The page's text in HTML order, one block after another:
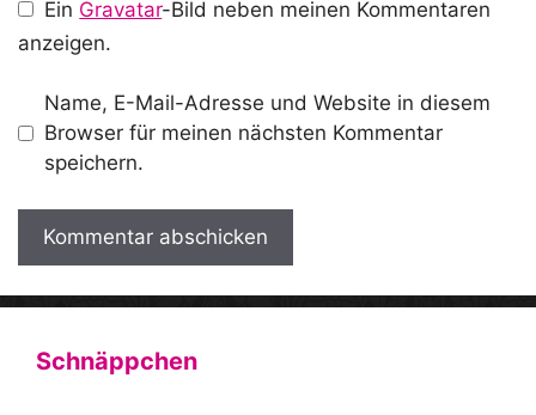
Ein Gravatar-Bild neben meinen Kommentaren
anzeigen.
Name, E-Mail-Adresse und Website in diesem
Browser für meinen nächsten Kommentar
speichern.
A
Schnäppchen